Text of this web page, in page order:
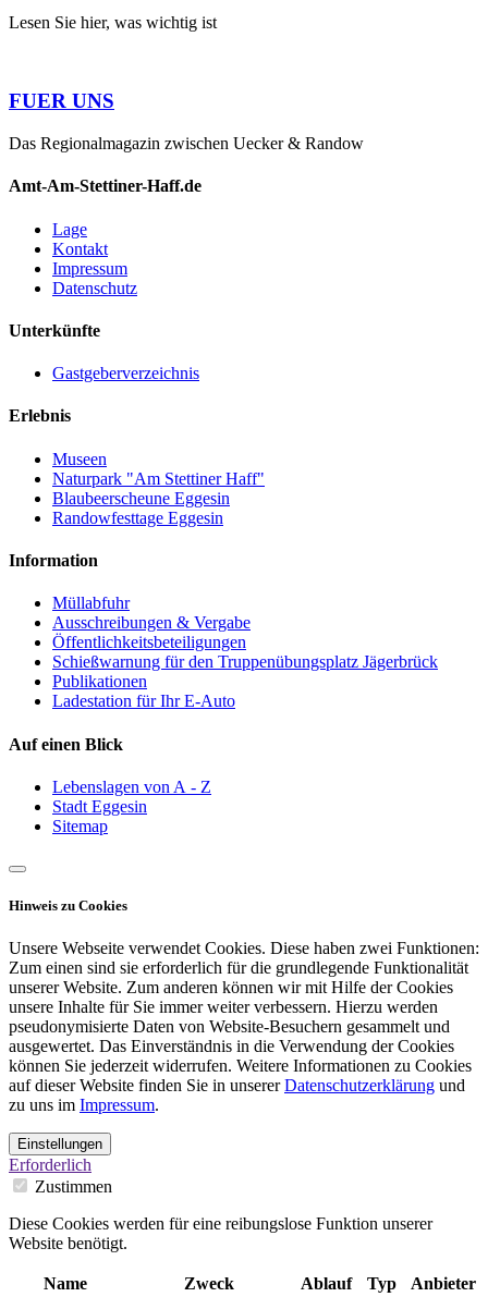
Lesen Sie hier, was wichtig ist
FUER UNS
Das Regionalmagazin zwischen Uecker & Randow
Amt-Am-Stettiner-Haff.de
Lage
Kontakt
Impressum
Datenschutz
Unterkünfte
Gastgeberverzeichnis
Erlebnis
Museen
Naturpark "Am Stettiner Haff"
Blaubeerscheune Eggesin
Randowfesttage Eggesin
Information
Müllabfuhr
Ausschreibungen & Vergabe
Öffentlichkeitsbeteiligungen
Schießwarnung für den Truppenübungsplatz Jägerbrück
Publikationen
Ladestation für Ihr E-Auto
Auf einen Blick
Lebenslagen von A - Z
Stadt Eggesin
Sitemap
Hinweis zu Cookies
Unsere Webseite verwendet Cookies. Diese haben zwei Funktionen:
Zum einen sind sie erforderlich für die grundlegende Funktionalität
unserer Website. Zum anderen können wir mit Hilfe der Cookies
unsere Inhalte für Sie immer weiter verbessern. Hierzu werden
pseudonymisierte Daten von Website-Besuchern gesammelt und
ausgewertet. Das Einverständnis in die Verwendung der Cookies
können Sie jederzeit widerrufen. Weitere Informationen zu Cookies
auf dieser Website finden Sie in unsererDatenschutzerklärung und
zu uns im Impressum.
Einstellungen
Erforderlich
Zustimmen
Diese Cookies werden für eine reibungslose Funktion unserer
Website benötigt.
Name Zweck Ablauf Typ Anbieter